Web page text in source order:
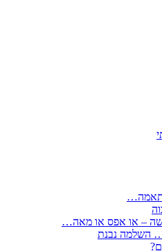
– או אפס או מאה…
השלמה נבנת